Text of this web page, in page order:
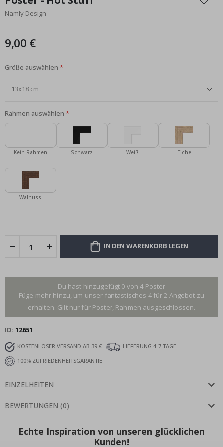
der
Bildgalerie
Namly Design
9,00 €
Größe auswählen
Rahmen auswählen
Kein Rahmen Schwarz Weiß Eiche
Walnuss
IN DEN WARENKORB LEGEN
Du hast hinzugefügt 0 von 4 Poster
Füge mehr hinzu, um unser fantastisches 4 für 2 Angebot zu
erhalten. Gilt nur für Poster, Rahmen ausgeschlossen.
ID 12651
KOSTENLOSER VERSAND AB 39 €
LIEFERUNG 4-7 TAGE
100% ZUFRIEDENHEITSGARANTIE
EINZELHEITEN
BEWERTUNGEN (0)
Echte Inspiration von unseren glücklichen
Kunden!